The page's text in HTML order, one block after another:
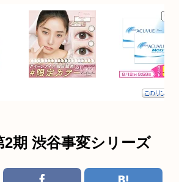
2期 渋谷事変シリーズ